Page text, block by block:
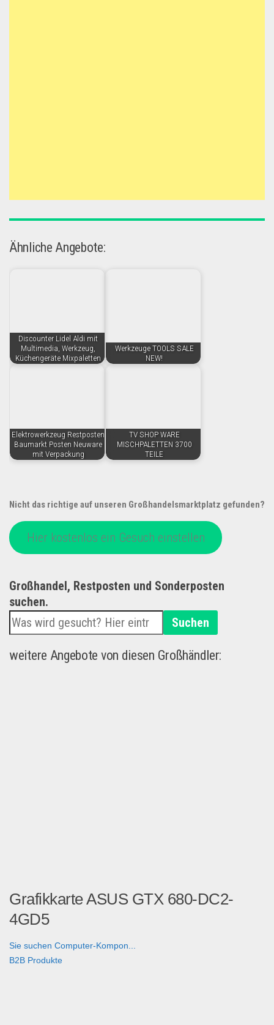
Ähnliche Angebote:
Discounter Lidel Aldi mit
Multimedia, Werkzeug,
Küchengeräte Mixpaletten
Werkzeuge TOOLS SALE
NEW!
Elektrowerkzeug Restposten
Baumarkt Posten Neuware
mit Verpackung
TV SHOP WARE
MISCHPALETTEN 3700
TEILE
Nicht das richtige auf unseren Großhandelsmarktplatz gefunden?
Hier kostenlos ein Gesuch einstellen
Großhandel, Restposten und Sonderposten
suchen.
Suchen
weitere Angebote von diesen Großhändler:
Grafikkarte ASUS GTX 680-DC2-
4GD5
Sie suchen Computer-Kompon...
B2B Produkte